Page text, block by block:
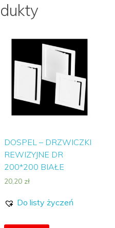
DOSPEL – DRZWICZKI
REWIZYJNE DR
200*200 BIAŁE
20,20 zł
Do listy życzeń